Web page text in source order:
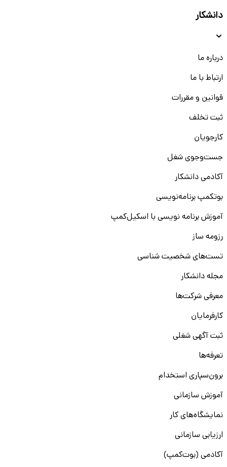
دانشکار
درباره ما
ارتباط با ما
قوانین و مقررات
ثبت تخلف
کارجویان
جست‌و‌جوی شغل
آکادمی دانشکار
بوتکمپ برنامه‌نویسی
آموزش برنامه نویسی با اسکیل‌کمپ
رزومه ساز
تست‌های شخصیت شناسی
مجله دانشکار
معرفی شرکت‌ها
کارفرمایان
ثبت آگهی شغلی
تعرفه‌ها
برون‌سپاری استخدام
آموزش سازمانی
نمایشگاه‌های کار
ارزیابی سازمانی
آکادمی (بوت‌کمپ)